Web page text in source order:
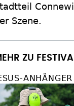
Szene.
ZU